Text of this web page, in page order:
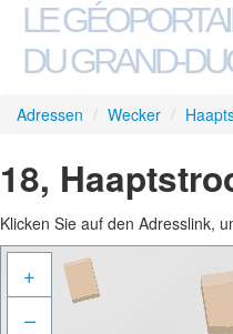
LE
DU GRAND-
Adressen / Wecker /
18,
Klicken Sie auf den Adresslink,
+
–